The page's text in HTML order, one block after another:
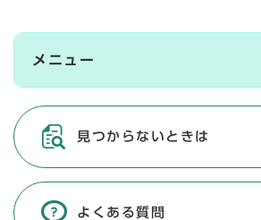
メニュー
見つからないときは
よくある質問